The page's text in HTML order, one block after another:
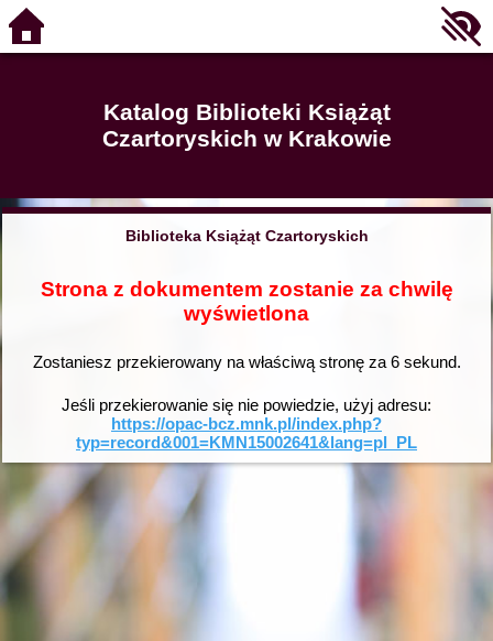
Katalog Biblioteki Książąt
Czartoryskich w Krakowie
Biblioteka Książąt Czartoryskich
Strona z dokumentem zostanie za chwilę
wyświetlona
Zostaniesz przekierowany na właściwą stronę za 6sekund.
Jeśli przekierowanie się nie powiedzie, użyj adresu:
https://opac-bcz.mnk.pl/index.php?
typ=record&001=KMN15002641&lang=pl_PL